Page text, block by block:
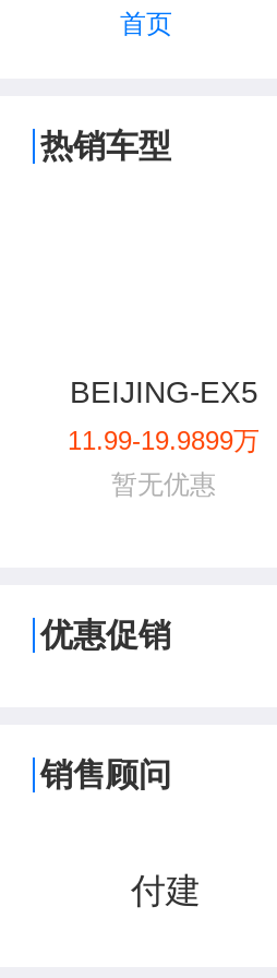
首页
热销车型
BEIJING-EX5
11.99-19.9899万
暂无优惠
优惠促销
销售顾问
付建